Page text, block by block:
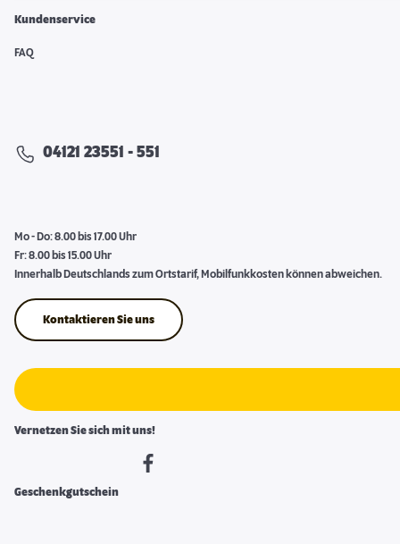
Kundenservice
FAQ
04121 23551 - 551
Mo - Do: 8.00 bis 17.00 Uhr
Fr: 8.00 bis 15.00 Uhr
Innerhalb Deutschlands zum Ortstarif, Mobilfunkkosten können abweichen.
Kontaktieren Sie uns
Vernetzen Sie sich mit uns!
Geschenkgutschein